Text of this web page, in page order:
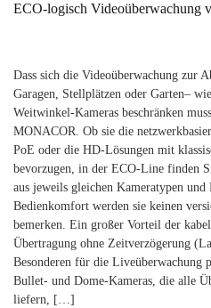
ECO-logisch Videoüberwachung
Dass sich die Videoüberwachung zur
Garagen, Stellplätzen oder Garten–
Weitwinkel-Kameras beschränken
MONACOR. Ob sie die
PoE oder die HD-Lösungen mit
bevorzugen, in der ECO-Line finden
aus jeweils gleichen Kameratypen
Bedienkomfort werden sie keinen
bemerken. Ein großer Vorteil der
Übertragung ohne Zeitverzögerung
Besonderen für die Liveüberwachung
Bullet- und Dome-Kameras, die alle
liefern, […]